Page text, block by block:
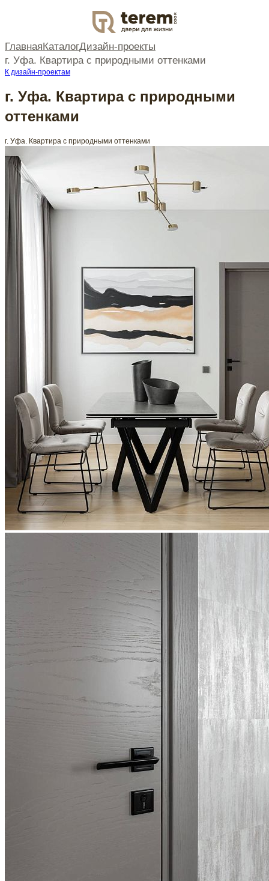
DOOR
Главная КаталогДизайн-проекты
г. Уфа. Квартира с природными оттенками
К дизайн-проектам
г. Уфа. Квартира с природными
оттенками
г. Уфа. Квартира с природными оттенками